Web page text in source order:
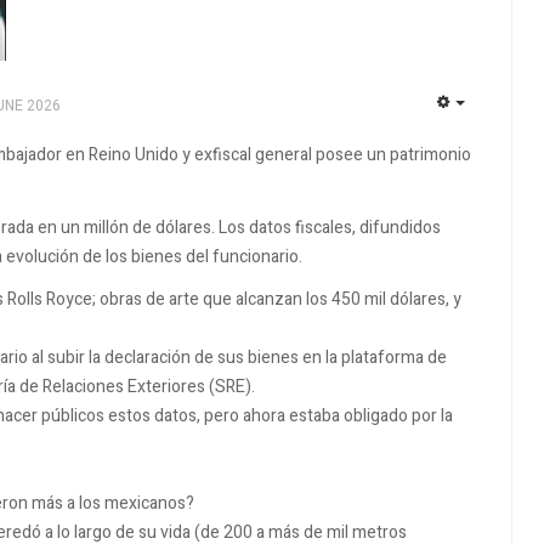
2026
en Reino Unido y exfiscal general posee un patrimonio
en un millón de dólares. Los datos fiscales, difundidos
de los bienes del funcionario.
Royce; obras de arte que alcanzan los 450 mil dólares, y
al subir la declaración de sus bienes en la plataforma de
de Relaciones Exteriores (SRE).
públicos estos datos, pero ahora estaba obligado por la
más a los mexicanos?
a lo largo de su vida (de 200 a más de mil metros